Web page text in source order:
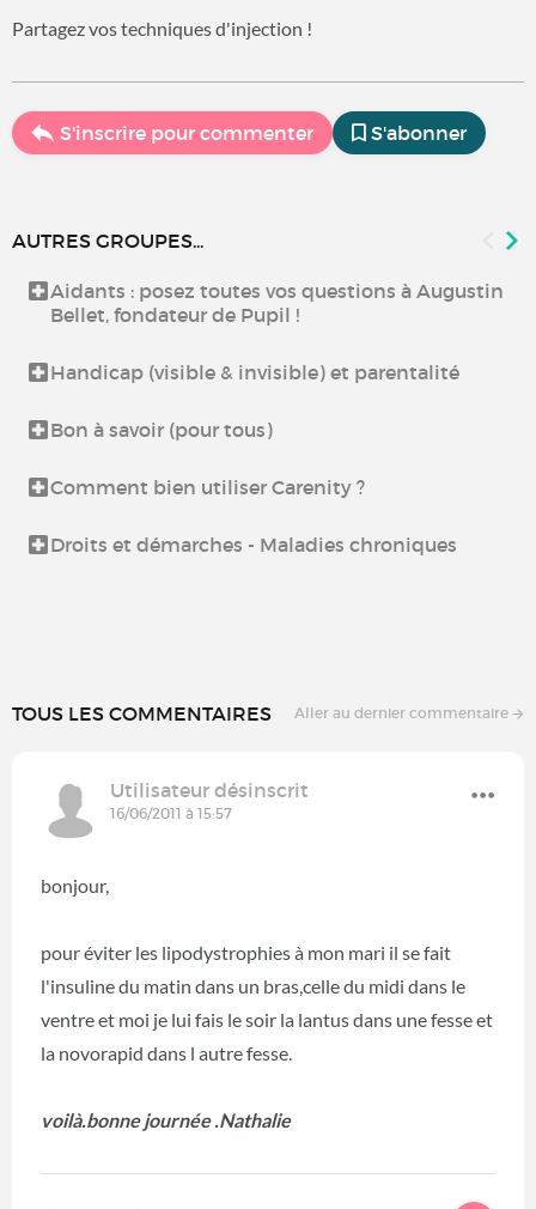
Partagez vos techniques d'injection !
S'inscrire pour commenter S'abonner
AUTRES GROUPES...
Aidants : posez toutes vos questions à Augustin
Bellet, fondateur de Pupil !
Handicap (visible & invisible) et parentalité
Bon à savoir (pour tous)
Comment bien utiliser Carenity ?
Droits et démarches - Maladies chroniques
TOUS LES COMMENTAIRES Aller au dernier commentaire
Utilisateur désinscrit
16/06/2011 à 15:57
bonjour,
pour éviter les lipodystrophies à mon mari il se fait
l'insuline du matin dans un bras,celle du midi dans le
ventre et moi je lui fais le soir la lantus dans une fesse et
la novorapid dans l autre fesse.
voilà.bonne journée .Nathalie